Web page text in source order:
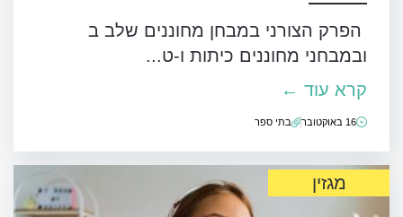
הפרק הצורני במבחן מחוננים שלב ב
ובמבחני מחוננים כיתות ו-ט...
קרא עוד ←
בתי ספר 16 באוקטובר
מגזין